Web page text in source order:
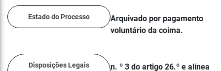
Estado do Processo
Arquivado por pagamento
voluntário da coima.
Disposições Legais
n. º 3 do artigo 26.º e alínea